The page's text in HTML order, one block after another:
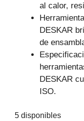
al calor,
DESKAR
de
DESKAR
ISO.
5 disponibles